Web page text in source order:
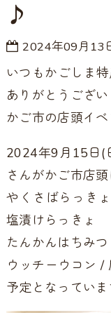
♪
2024年09月13
いつもかごしま
ありがとうござい
かご市の店頭イ
2024年9月15日(
さんがかご市店
やくさばらっき
塩漬けらっきょ
たんかんはちみ
ウッチーウコン /
予定となっていま